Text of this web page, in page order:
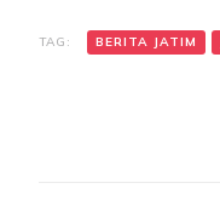
TAG: BERITA JATIM